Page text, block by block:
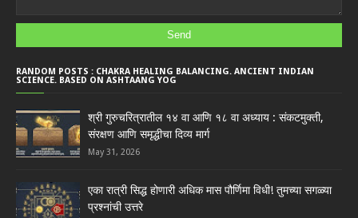
RANDOM POSTS : CHAKRA HEALING BALANCING. ANCIENT INDIAN
SCIENCE. BASED ON ASHTAANG YOG
श्री गुरुचरित्रातील १४ वा आणि १८ वा अध्याय : संकटमुक्ती,
संरक्षण आणि समृद्धीचा दिव्य मार्ग
May 31, 2026
एका रात्री सिद्ध होणारी अधिक मास पौर्णिमा विधी! तुमच्या सगळ्या
प्रश्नांची उत्तरे